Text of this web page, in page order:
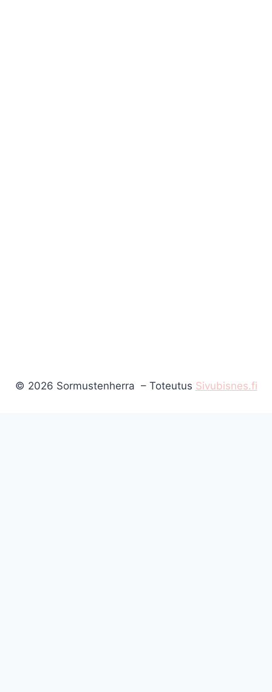
© 2026 Sormustenherra – Toteutus Sivubisnes.fi